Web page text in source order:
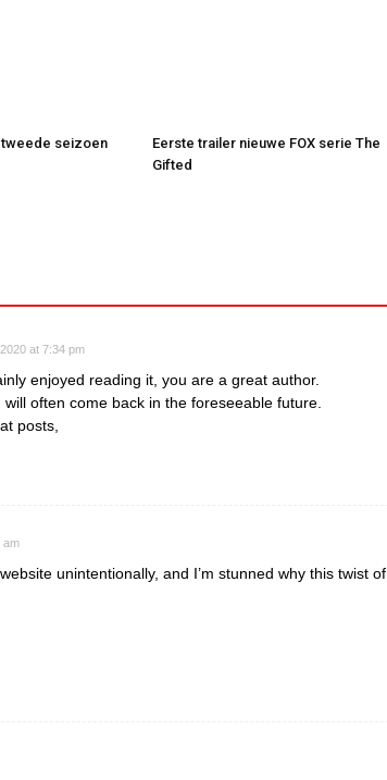
seizoen
Eerste trailer nieuwe FOX serie The
Gifted
at 7:34 pm
enjoyed reading it, you are a great author.
often come back in the foreseeable future.
posts,
am
unintentionally, and I’m stunned why this twist of